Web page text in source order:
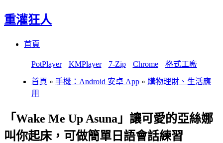
重灌狂人
首頁
PotPlayer KMPlayer 7-Zip Chrome 格式工廠
首頁 » 手機：Android 安卓 App » 購物理財、生活應
用
「Wake Me Up Asuna」讓可愛的亞絲娜
叫你起床，可做簡單日語會話練習